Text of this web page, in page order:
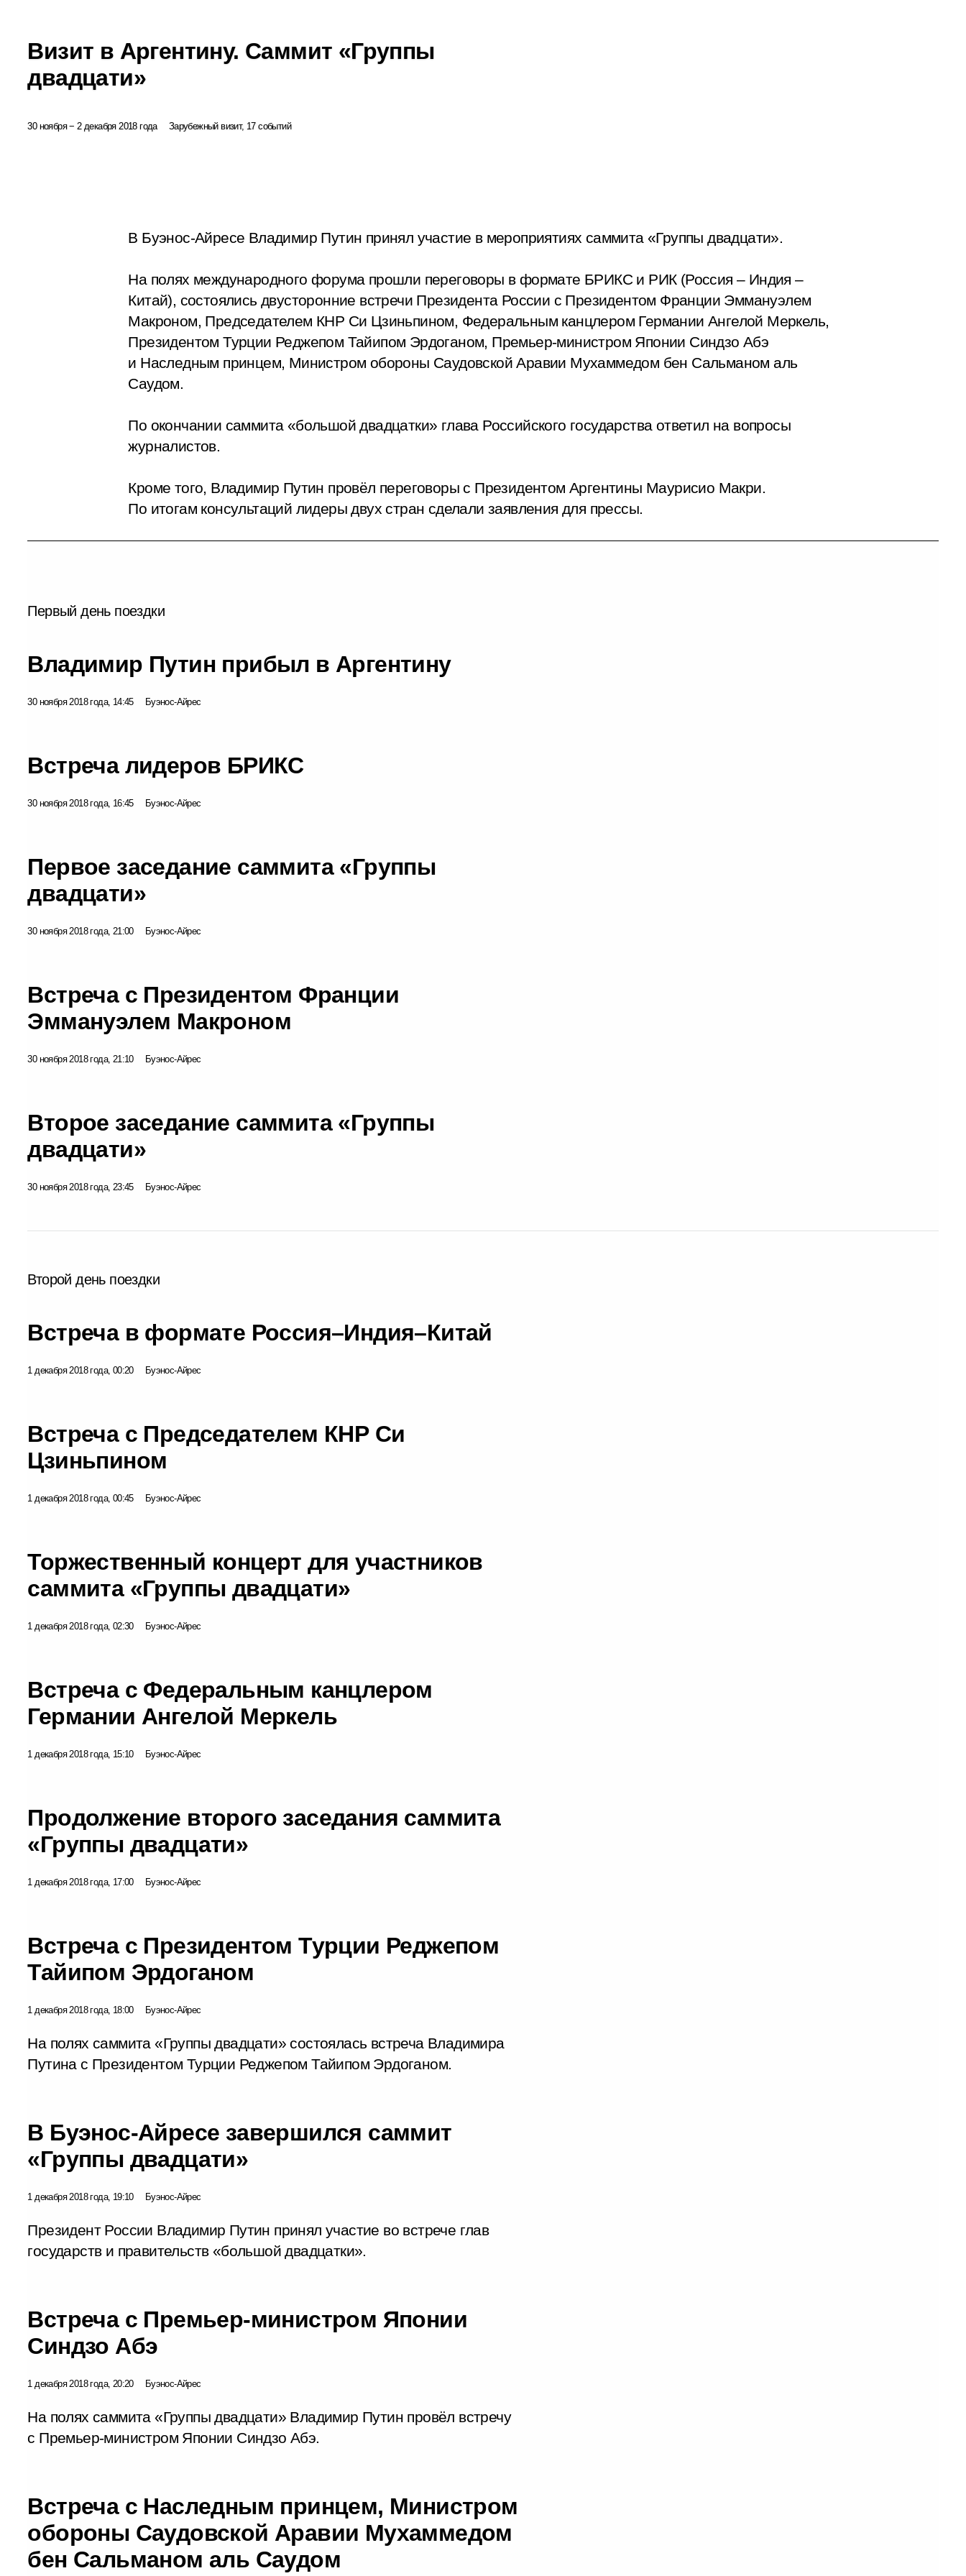
Визит в Аргентину. Саммит «Группы
двадцати»
30 ноября − 2 декабря 2018 года Зарубежный визит, 17 событий
В Буэнос-Айресе Владимир Путин принял участие в мероприятиях саммита «Группы двадцати».
На полях международного форума прошли переговоры в формате БРИКС и РИК (Россия – Индия –
Китай), состоялись двусторонние встречи Президента России с Президентом Франции Эммануэлем
Макроном, Председателем КНР Си Цзиньпином, Федеральным канцлером Германии Ангелой Меркель,
Президентом Турции Реджепом Тайипом Эрдоганом, Премьер-министром Японии Синдзо Абэ
и Наследным принцем, Министром обороны Саудовской Аравии Мухаммедом бен Сальманом аль
Саудом.
По окончании саммита «большой двадцатки» глава Российского государства ответил на вопросы
журналистов.
Кроме того, Владимир Путин провёл переговоры с Президентом Аргентины Маурисио Макри.
По итогам консультаций лидеры двух стран сделали заявления для прессы.
Первый день поездки
Владимир Путин прибыл в Аргентину
30 ноября 2018 года, 14:45 Буэнос-Айрес
Встреча лидеров БРИКС
30 ноября 2018 года, 16:45 Буэнос-Айрес
Первое заседание саммита «Группы
двадцати»
30 ноября 2018 года, 21:00 Буэнос-Айрес
Встреча с Президентом Франции
Эммануэлем Макроном
30 ноября 2018 года, 21:10 Буэнос-Айрес
Второе заседание саммита «Группы
двадцати»
30 ноября 2018 года, 23:45 Буэнос-Айрес
Второй день поездки
Встреча в формате Россия–Индия–Китай
1 декабря 2018 года, 00:20 Буэнос-Айрес
Встреча с Председателем КНР Си
Цзиньпином
1 декабря 2018 года, 00:45 Буэнос-Айрес
Торжественный концерт для участников
саммита «Группы двадцати»
1 декабря 2018 года, 02:30 Буэнос-Айрес
Встреча с Федеральным канцлером
Германии Ангелой Меркель
1 декабря 2018 года, 15:10 Буэнос-Айрес
Продолжение второго заседания саммита
«Группы двадцати»
1 декабря 2018 года, 17:00 Буэнос-Айрес
Встреча с Президентом Турции Реджепом
Тайипом Эрдоганом
1 декабря 2018 года, 18:00 Буэнос-Айрес
На полях саммита «Группы двадцати» состоялась встреча Владимира
Путина с Президентом Турции Реджепом Тайипом Эрдоганом.
В Буэнос-Айресе завершился саммит
«Группы двадцати»
1 декабря 2018 года, 19:10 Буэнос-Айрес
Президент России Владимир Путин принял участие во встрече глав
государств и правительств «большой двадцатки».
Встреча с Премьер-министром Японии
Синдзо Абэ
1 декабря 2018 года, 20:20 Буэнос-Айрес
На полях саммита «Группы двадцати» Владимир Путин провёл встречу
с Премьер-министром Японии Синдзо Абэ.
Встреча с Наследным принцем, Министром
обороны Саудовской Аравии Мухаммедом
бен Сальманом аль Саудом